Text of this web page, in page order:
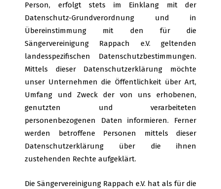
Person, erfolgt stets im Einklang mit der
Datenschutz-Grundverordnung und in
Übereinstimmung mit den für die
Sängervereinigung Rappach e.V. geltenden
landesspezifischen Datenschutzbestimmungen.
Mittels dieser Datenschutzerklärung möchte
unser Unternehmen die Öffentlichkeit über Art,
Umfang und Zweck der von uns erhobenen,
genutzten und verarbeiteten
personenbezogenen Daten informieren. Ferner
werden betroffene Personen mittels dieser
Datenschutzerklärung über die ihnen
zustehenden Rechte aufgeklärt.
Die Sängervereinigung Rappach e.V. hat als für die